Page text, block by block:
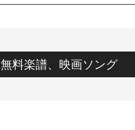
無料楽譜、映画ソング